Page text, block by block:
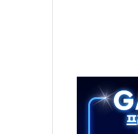
권 집중 완화 전환점"
폭적 공급 확대·속도전 총력"
광주 급등
랍지 않아"